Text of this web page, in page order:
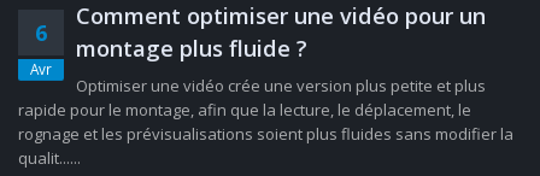
6
Avr
Comment optimiser une vidéo pour un
montage plus fluide ?
Optimiser une vidéo crée une version plus petite et plus
rapide pour le montage, afin que la lecture, le déplacement, le
rognage et les prévisualisations soient plus fluides sans modifier la
qualit......